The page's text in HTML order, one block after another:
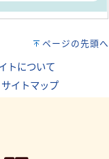
ページの先頭へ
トについて
サイトマップ